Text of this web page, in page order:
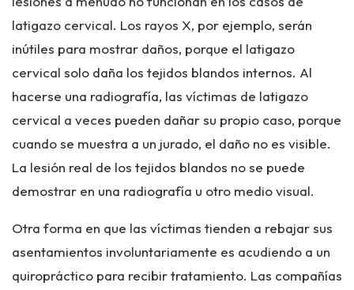
latigazo cervical. Los rayos X, por ejemplo, serán
inútiles para mostrar daños, porque el latigazo
cervical solo daña los tejidos blandos internos. Al
hacerse una radiografía, las víctimas de latigazo
cervical a veces pueden dañar su propio caso, porque
cuando se muestra a un jurado, el daño no es visible.
La lesión real de los tejidos blandos no se puede
demostrar en una radiografía u otro medio visual.
Otra forma en que las víctimas tienden a rebajar sus
asentamientos involuntariamente es acudiendo a un
quiropráctico para recibir tratamiento. Las compañías